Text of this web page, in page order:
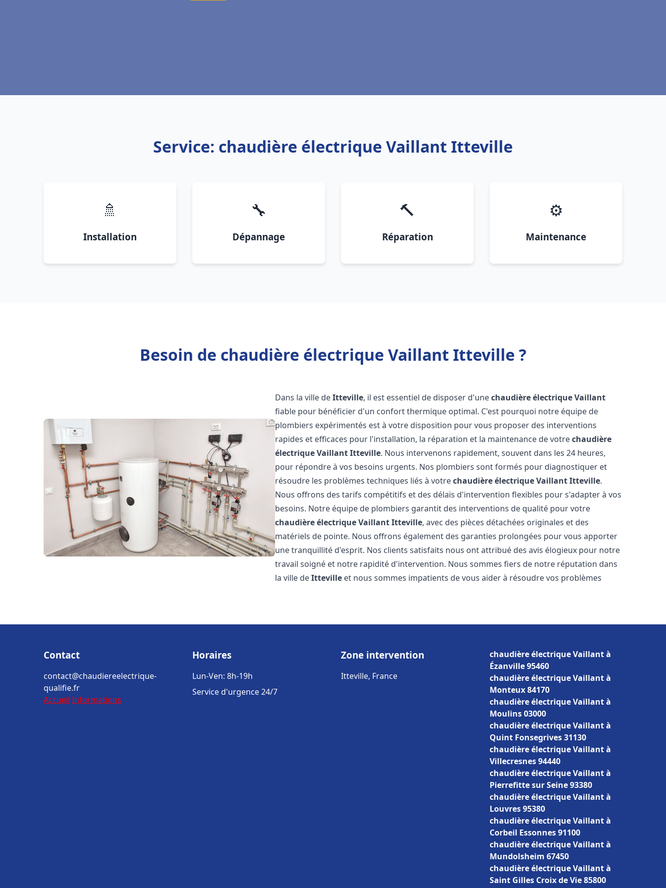
Service: chaudière électrique Vaillant Itteville
🚿
Installation
🔧
Dépannage
🔨
Réparation
⚙️
Maintenance
Besoin de chaudière électrique Vaillant Itteville ?
Dans la ville deItteville, il est essentiel de disposer d'unechaudière électrique Vaillant
fiable pour bénéficier d'un confort thermique optimal. C'est pourquoi notre équipe de
plombiers expérimentés est à votre disposition pour vous proposer des interventions
rapides et efficaces pour l'installation, la réparation et la maintenance de votrechaudière
électrique VaillantItteville. Nous intervenons rapidement, souvent dans les 24 heures,
pour répondre à vos besoins urgents. Nos plombiers sont formés pour diagnostiquer et
résoudre les problèmes techniques liés à votrechaudière électrique VaillantItteville.
Nous offrons des tarifs compétitifs et des délais d'intervention flexibles pour s'adapter à vos
besoins. Notre équipe de plombiers garantit des interventions de qualité pour votre
chaudière électrique VaillantItteville, avec des pièces détachées originales et des
matériels de pointe. Nous offrons également des garanties prolongées pour vous apporter
une tranquillité d'esprit. Nos clients satisfaits nous ont attribué des avis élogieux pour notre
travail soigné et notre rapidité d'intervention. Nous sommes fiers de notre réputation dans
la ville deItteville et nous sommes impatients de vous aider à résoudre vos problèmes
Contact
contact@chaudiereelectrique-
qualifie.fr
Accueil Informations
Horaires
Lun-Ven: 8h-19h
Service d'urgence 24/7
Zone intervention
Itteville, France
chaudière électrique Vaillant à
Ézanville 95460
chaudière électrique Vaillant à
Monteux 84170
chaudière électrique Vaillant à
Moulins 03000
chaudière électrique Vaillant à
Quint Fonsegrives 31130
chaudière électrique Vaillant à
Villecresnes 94440
chaudière électrique Vaillant à
Pierrefitte sur Seine 93380
chaudière électrique Vaillant à
Louvres 95380
chaudière électrique Vaillant à
Corbeil Essonnes 91100
chaudière électrique Vaillant à
Mundolsheim 67450
chaudière électrique Vaillant à
Saint Gilles Croix de Vie 85800